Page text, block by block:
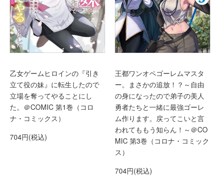
乙女ゲームヒロインの『引き
立て役の妹』に転生したので
立場を奪ってやることにし
た。＠COMIC 第1巻（コロ
ナ・コミックス）
704円(税込)
王都ワンオペゴーレムマスタ
ー。まさかの追放！？～自由
の身になったので弟子の美人
勇者たちと一緒に最強ゴーレ
ム作ります。戻ってこいと言
われてももう知らん！～＠CO
MIC 第3巻（コロナ・コミック
ス）
704円(税込)